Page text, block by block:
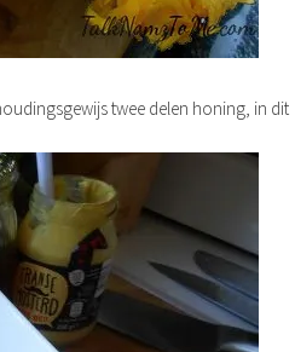
twee delen honing, in dit